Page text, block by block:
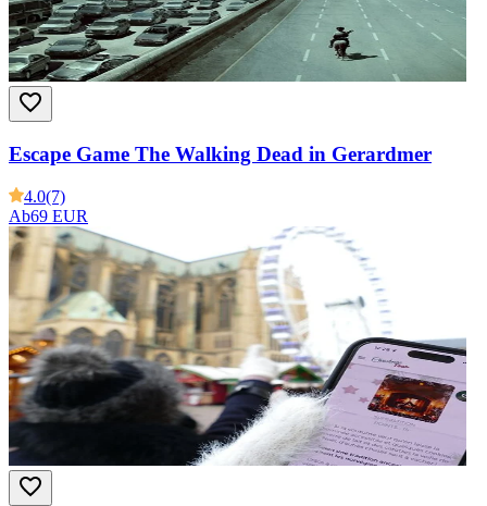
Escape Game The Walking Dead in Gerardmer
4.0(7)
Ab69 EUR